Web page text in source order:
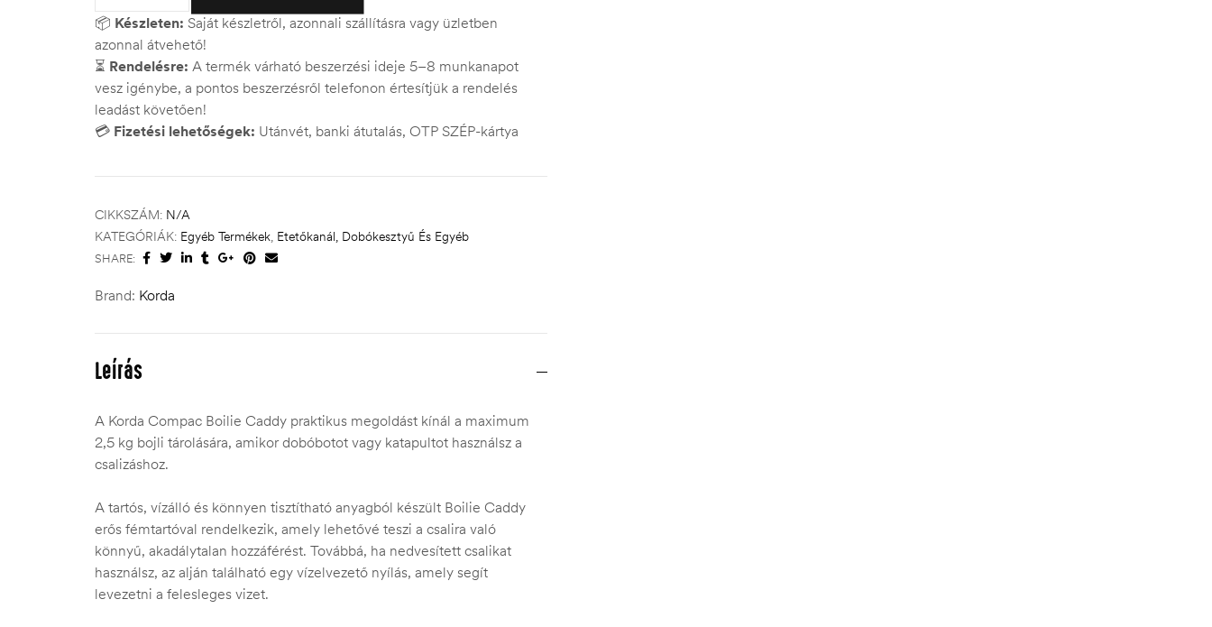
📦 Készleten: Saját készletről, azonnali szállításra vagy üzletben
azonnal átvehető!
⏳ Rendelésre: A termék várható beszerzési ideje 5–8 munkanapot
vesz igénybe, a pontos beszerzésről telefonon értesítjük a rendelés
leadást követően!
💳 Fizetési lehetőségek: Utánvét, banki átutalás, OTP SZÉP-kártya
CIKKSZÁM: N/A
KATEGÓRIÁK: Egyéb Termékek, Etetőkanál, Dobókesztyű És Egyéb
SHARE:
Brand: Korda
Leírás
A Korda Compac Boilie Caddy praktikus megoldást kínál a maximum
2,5 kg bojli tárolására, amikor dobóbotot vagy katapultot használsz a
csalizáshoz.
A tartós, vízálló és könnyen tisztítható anyagból készült Boilie Caddy
erős fémtartóval rendelkezik, amely lehetővé teszi a csalira való
könnyű, akadálytalan hozzáférést. Továbbá, ha nedvesített csalikat
használsz, az alján található egy vízelvezető nyílás, amely segít
levezetni a felesleges vizet.